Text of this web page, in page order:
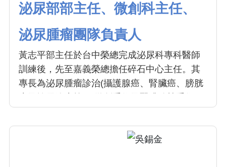
泌尿部部主任、微創科主任、
泌尿腫瘤團隊負責人
黃志平部主任於台中榮總完成泌尿科專科醫師
訓練後，先至嘉義榮總擔任碎石中心主任。其
專長為泌尿腫瘤診治(攝護腺癌、腎臟癌、膀胱
經驗豐富，累積逾2000例經驗。曾至美國俄亥
俄州醫學中心之機器手臂微創中心進修（攝護